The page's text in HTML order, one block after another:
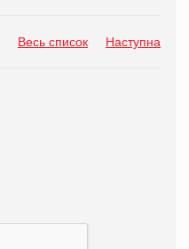
Весь список Наступна